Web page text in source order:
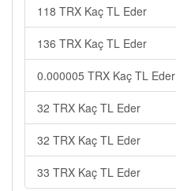
118 TRX Kaç TL Eder
136 TRX Kaç TL Eder
0.000005 TRX Kaç TL Eder
32 TRX Kaç TL Eder
32 TRX Kaç TL Eder
33 TRX Kaç TL Eder